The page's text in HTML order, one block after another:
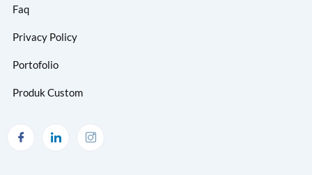
Faq
Privacy Policy
Portofolio
Produk Custom